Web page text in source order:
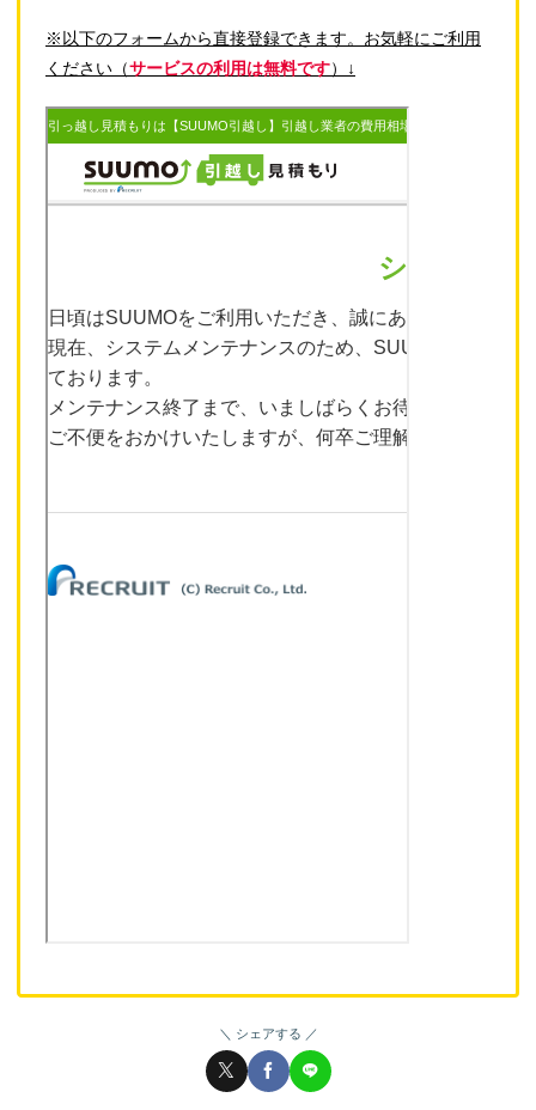
※以下のフォームから直接登録できます。お気軽にご利用
ください（サービスの利用は無料です）↓
シェアする